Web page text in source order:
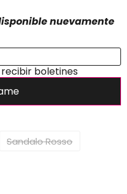
Sandalo Rosso